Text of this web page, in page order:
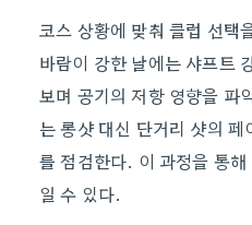
코스 상황에 맞춰 클럽 선택
바람이 강한 날에는 샤프트
보며 공기의 저항 영향을 파
는 롱샷 대신 단거리 샷의
를 점검한다. 이 과정을 통
일 수 있다.